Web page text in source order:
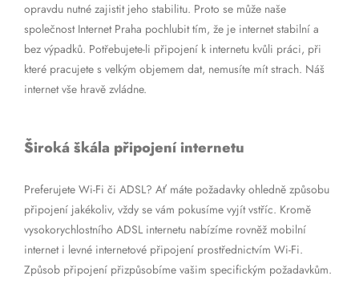
opravdu nutné zajistit jeho stabilitu. Proto se může naše
společnost Internet Praha pochlubit tím, že je internet stabilní a
bez výpadků. Potřebujete-li připojení k internetu kvůli práci, při
které pracujete s velkým objemem dat, nemusíte mít strach. Náš
internet vše hravě zvládne.
Široká škála připojení internetu
Preferujete Wi-Fi či ADSL? Ať máte požadavky ohledně způsobu
připojení jakékoliv, vždy se vám pokusíme vyjít vstříc. Kromě
vysokorychlostního ADSL internetu nabízíme rovněž mobilní
internet i levné internetové připojení prostřednictvím Wi-Fi.
Způsob připojení přizpůsobíme vašim specifickým požadavkům.